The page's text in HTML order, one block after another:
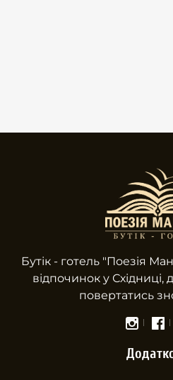
Бутік - готель "Поезiя
відпочинок у Східниці,
повертатись